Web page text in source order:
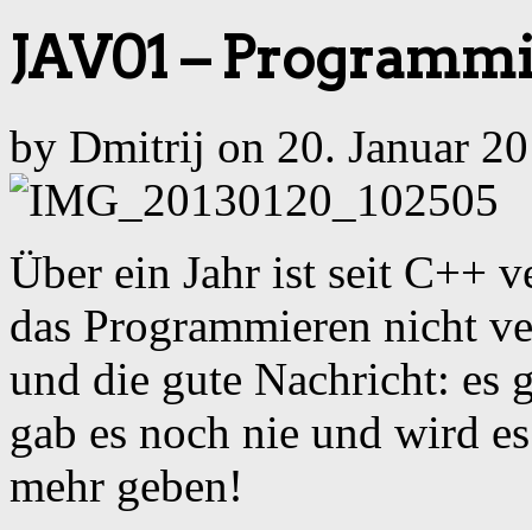
JAV01 –
by Dmitrij on 20. Januar
Über ein Jahr ist seit C++
das Programmieren nicht
und die gute Nachricht: es
gab es noch nie und wird
mehr geben!